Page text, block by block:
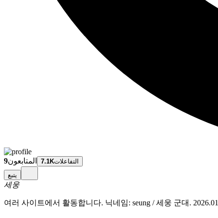
9المتابعون 7.1Kالتفاعلات
يتبع
세웅
여러 사이트에서 활동합니다. 닉네임: seung / 세웅 군대.